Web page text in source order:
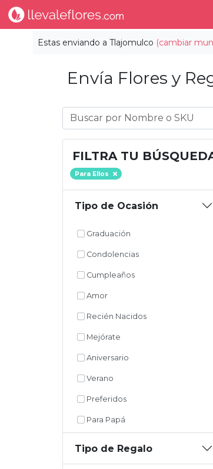
Estas enviando a Tlajomulco (cambiar
Envía Flores y
FILTRA TU
Para Ellos
Tipo de Ocasión
Graduación
Condolencias
Cumpleaños
Amor
Recién Nacidos
Mejórate
Aniversario
Verano
Preferidos
Para Papá
Tipo de Regalo